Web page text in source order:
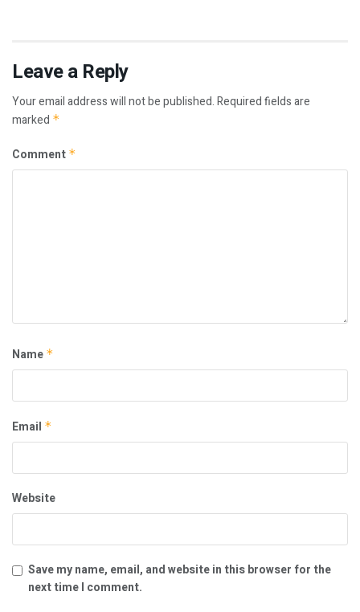
Leave a Reply
Your email address will not be published.Required fields are
marked *
Comment *
Name *
Email *
Website
Save my name, email, and website in this browser for the
next time I comment.